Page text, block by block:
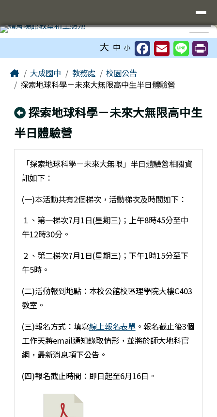
⏸
大 中 小
Home大成國中 教務處
校園公告
探索地球科學－未來大無限高中生半日體驗營
回上頁
探索地球科學－未來大無限高中生
半日體驗營
「探索地球科學－未來大無限」半日體驗營相關資
訊如下：
(一)本活動共有2個梯次，活動梯次及時間如下：
１、第一梯次7月1日(星期三)；上午8時45分至中
午12時30分。
２、第二梯次7月1日(星期三)；下午1時15分至下
午5時。
(二)活動報到地點：本校公館校區理學院大樓C403
教室。
(三)報名方式：填寫線上報名表單。報名截止後3個
工作天將email通知錄取情形，並將於師大地科官
網，最新消息項下公告。
(四)報名截止時間：即日起至6月16日。